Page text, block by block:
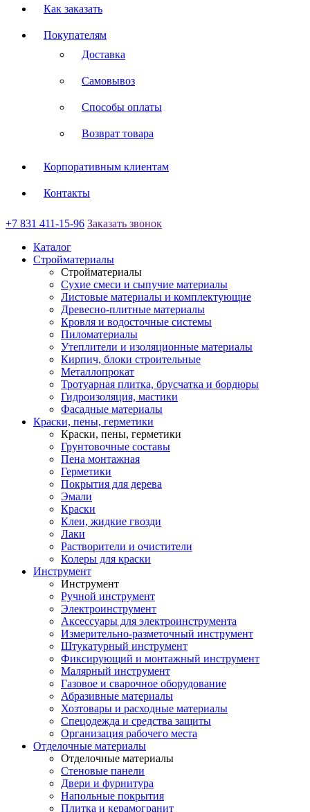
Как заказать
Покупателям
Доставка
Самовывоз
Способы оплаты
Возврат товара
Корпоративным клиентам
Контакты
+7 831 411-15-96 Заказать звонок
Каталог
Стройматериалы
Стройматериалы
Сухие смеси и сыпучие материалы
Листовые материалы и комплектующие
Древесно-плитные материалы
Кровля и водосточные системы
Пиломатериалы
Утеплители и изоляционные материалы
Кирпич, блоки строительные
Металлопрокат
Тротуарная плитка, брусчатка и бордюры
Гидроизоляция, мастики
Фасадные материалы
Краски, пены, герметики
Краски, пены, герметики
Грунтовочные составы
Пена монтажная
Герметики
Покрытия для дерева
Эмали
Краски
Клеи, жидкие гвозди
Лаки
Растворители и очистители
Колеры для краски
Инструмент
Инструмент
Ручной инструмент
Электроинструмент
Аксессуары для электроинструмента
Измерительно-разметочный инструмент
Штукатурный инструмент
Фиксирующий и монтажный инструмент
Малярный инструмент
Газовое и сварочное оборудование
Абразивные материалы
Хозтовары и расходные материалы
Спецодежда и средства защиты
Организация рабочего места
Отделочные материалы
Отделочные материалы
Стеновые панели
Двери и фурнитура
Напольные покрытия
Плитка и керамогранит